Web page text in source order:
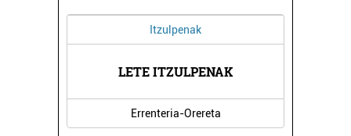
Itzulpenak
LETE ITZULPENAK
Errenteria-Orereta